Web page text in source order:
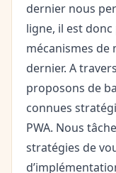
dernier nous
ligne, il est
mécanismes de
dernier. A
proposons de
connues
PWA. Nous
stratégies de